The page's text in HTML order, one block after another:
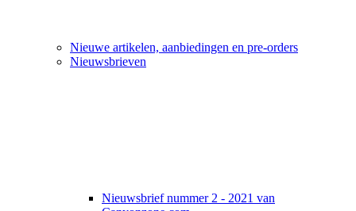
Nieuwe artikelen, aanbiedingen en pre-orders
Nieuwsbrieven
Nieuwsbrief nummer 2 - 2021 van